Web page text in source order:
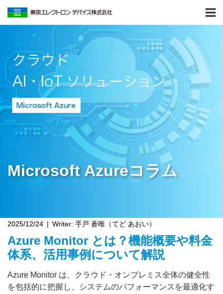
Microsoft Azureコラム
2025/12/24 Writer: 手戸 蒼唯（てど あおい）
Azure Monitor とは？機能概要や料金
体系、活用事例について解説
Azure Monitor は、クラウド・オンプレミス全体の健全性
を包括的に把握し、システムのパフォーマンスを最適化す